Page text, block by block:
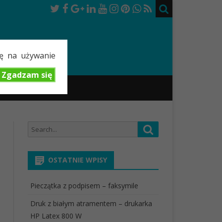
na używanie
Zgadzam się
Search
OSTATNIE WPISY
Pieczątka z podpisem – faksymile
Druk z białym atramentem – drukarka
HP Latex 800 W